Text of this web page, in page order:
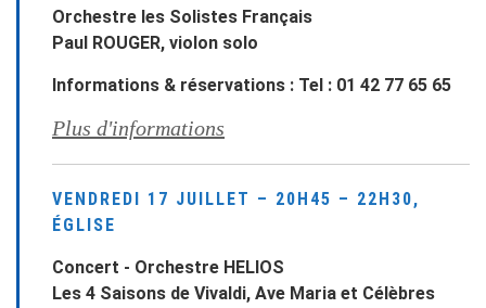
Orchestre les Solistes Français
Paul ROUGER, violon solo
Informations & réservations : Tel : 01 42 77 65 65
Plus d'informations
VENDREDI 17 JUILLET – 20H45 – 22H30,
ÉGLISE
Concert - Orchestre HELIOS
Les 4 Saisons de Vivaldi, Ave Maria et Célèbres